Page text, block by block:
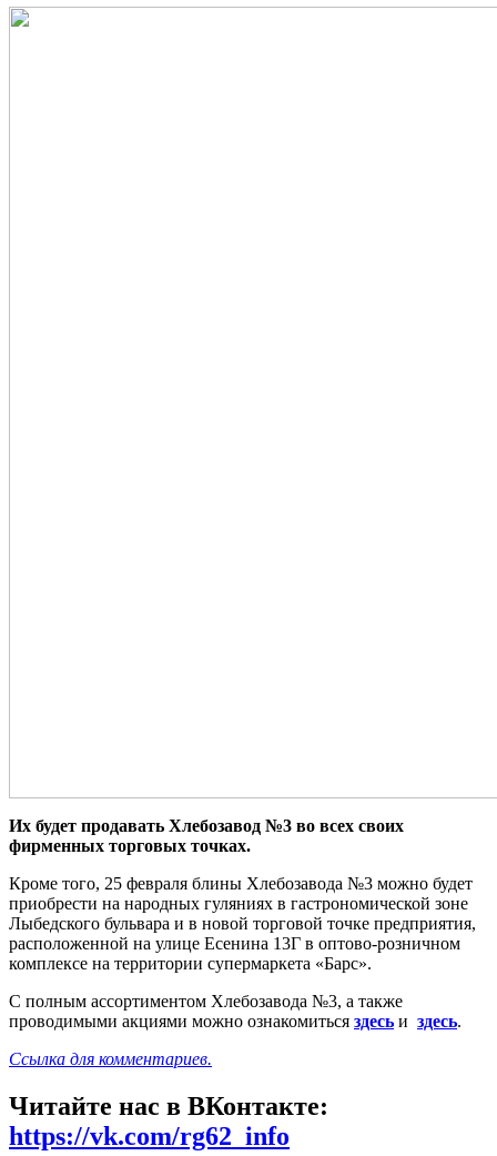
Их будет продавать Хлебозавод №3 во всех своих
фирменных торговых точках.
Кроме того, 25 февраля блины Хлебозавода №3 можно будет
приобрести на народных гуляниях в гастрономической зоне
Лыбедского бульвара и в новой торговой точке предприятия,
расположенной на улице Есенина 13Г в оптово-розничном
комплексе на территории супермаркета «Барс».
С полным ассортиментом Хлебозавода №3, а также
проводимыми акциями можно ознакомиться здесь и здесь.
Ссылка для комментариев.
Читайте нас в ВКонтакте:
https://vk.com/rg62_info